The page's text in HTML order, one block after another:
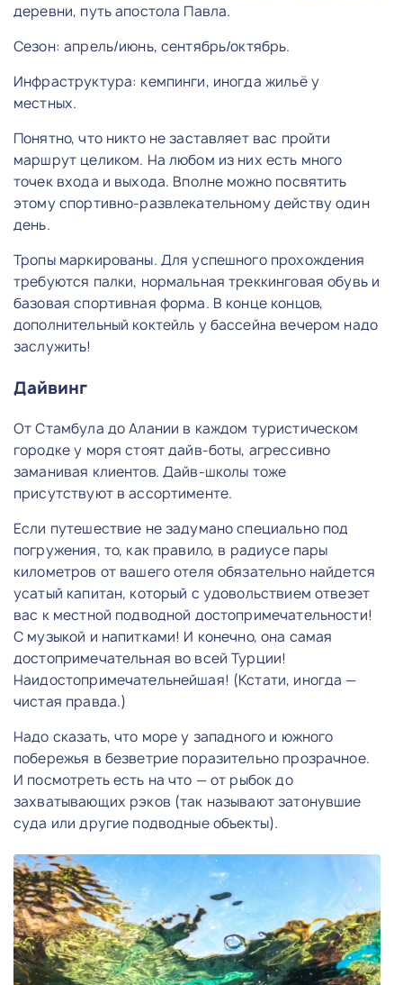
деревни, путь апостола Павла.
Сезон: апрель/июнь, сентябрь/октябрь.
Инфраструктура: кемпинги, иногда жильё у
местных.
Понятно, что никто не заставляет вас пройти
маршрут целиком. На любом из них есть много
точек входа и выхода. Вполне можно посвятить
этому спортивно-развлекательному действу один
день.
Тропы маркированы. Для успешного прохождения
требуются палки, нормальная треккинговая обувь и
базовая спортивная форма. В конце концов,
дополнительный коктейль у бассейна вечером надо
заслужить!
Дайвинг
От Стамбула до Алании в каждом туристическом
городке у моря стоят дайв-боты, агрессивно
заманивая клиентов. Дайв-школы тоже
присутствуют в ассортименте.
Если путешествие не задумано специально под
погружения, то, как правило, в радиусе пары
километров от вашего отеля обязательно найдется
усатый капитан, который с удовольствием отвезет
вас к местной подводной достопримечательности!
С музыкой и напитками! И конечно, она самая
достопримечательная во всей Турции!
Наидостопримечательнейшая! (Кстати, иногда —
чистая правда.)
Надо сказать, что море у западного и южного
побережья в безветрие поразительно прозрачное.
И посмотреть есть на что — от рыбок до
захватывающих рэков (так называют затонувшие
суда или другие подводные объекты).